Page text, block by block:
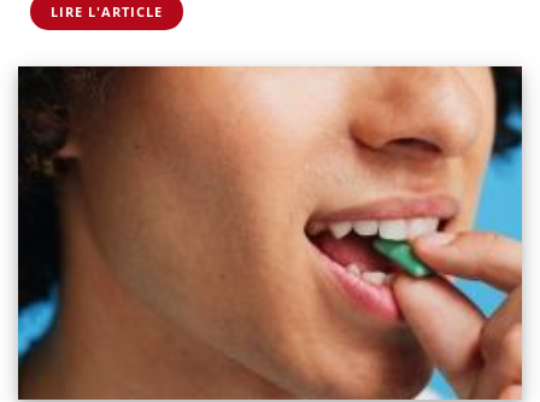
LIRE L'ARTICLE